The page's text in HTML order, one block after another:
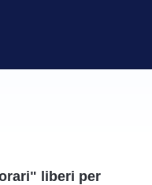
liberi per